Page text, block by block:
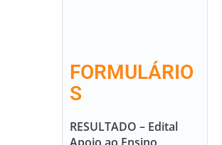
FORMULÁRIO
S
RESULTADO – Edital